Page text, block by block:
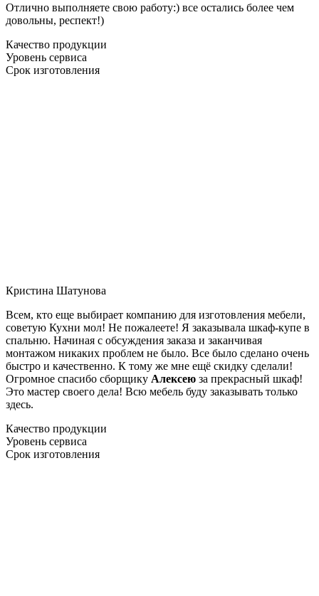
Отлично выполняете свою работу:) все остались более чем
довольны, респект!)
Качество продукции
Уровень сервиса
Срок изготовления
Кристина Шатунова
Всем, кто еще выбирает компанию для изготовления мебели,
советую Кухни мол! Не пожалеете! Я заказывала шкаф-купе в
спальню. Начиная с обсуждения заказа и заканчивая
монтажом никаких проблем не было. Все было сделано очень
быстро и качественно. К тому же мне ещё скидку сделали!
Огромное спасибо сборщику Алексею за прекрасный шкаф!
Это мастер своего дела! Всю мебель буду заказывать только
здесь.
Качество продукции
Уровень сервиса
Срок изготовления